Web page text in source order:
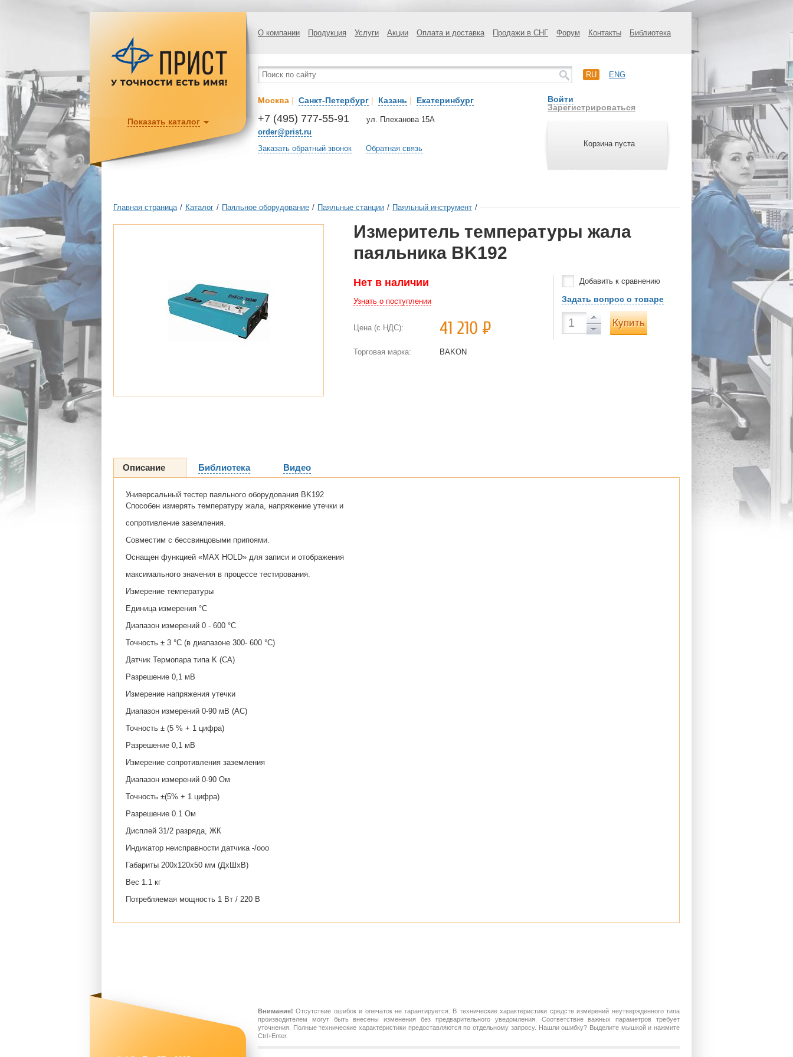
О компании Продукция Услуги Акции Оплата и доставка Продажи в СНГ Форум Контакты Библиотека
RU ENG
Москва | Санкт-Петербург | Казань | Екатеринбург
+7 (495) 777-55-91
order@prist.ru
ул. Плеханова 15А
Заказать обратный звонок Обратная связь
Войти
Зарегистрироваться
Корзина пуста
Показать каталог
Главная страница / Каталог / Паяльное оборудование / Паяльные станции / Паяльный инструмент /
Измеритель температуры жала
паяльника BK192
Нет в наличии
Узнать о поступлении
Цена (с НДС): 41 210 Р
Торговая марка: BAKON
Добавить к сравнению
Задать вопрос о товаре
Купить
Описание Библиотека Видео
Универсальный тестер паяльного оборудования BK192
Способен измерять температуру жала, напряжение утечки и
сопротивление заземления.
Совместим с бессвинцовыми припоями.
Оснащен функцией «MAX HOLD» для записи и отображения
максимального значения в процессе тестирования.
Измерение температуры
Единица измерения °C
Диапазон измерений 0 - 600 °C
Точность ± 3 °C (в диапазоне 300- 600 °C)
Датчик Термопара типа K (CA)
Разрешение 0,1 мВ
Измерение напряжения утечки
Диапазон измерений 0-90 мВ (AC)
Точность ± (5 % + 1 цифра)
Разрешение 0,1 мВ
Измерение сопротивления заземления
Диапазон измерений 0-90 Ом
Точность ±(5% + 1 цифра)
Разрешение 0.1 Ом
Дисплей 31/2 разряда, ЖК
Индикатор неисправности датчика -/ooo
Габариты 200x120x50 мм (ДxШxВ)
Вес 1.1 кг
Потребляемая мощность 1 Вт / 220 В
Внимание! Отсутствие ошибок и опечаток не гарантируется. В технические характеристики средств измерений неутвержденного типа
производителем могут быть внесены изменения без предварительного уведомления. Соответствие важных параметров требует
уточнения. Полные технические характеристики предоставляются по отдельному запросу. Нашли ошибку? Выделите мышкой и нажмите
Ctrl+Enter.